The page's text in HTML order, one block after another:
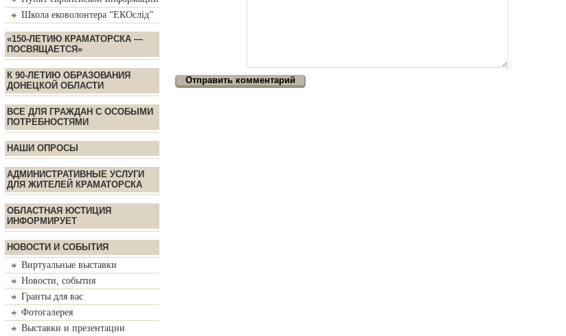
Школа ековолонтера “ЕКОслід”
«150-ЛЕТИЮ КРАМАТОРСКА —
ПОСВЯЩАЕТСЯ»
К 90-ЛЕТИЮ ОБРАЗОВАНИЯ
ДОНЕЦКОЙ ОБЛАСТИ
ВСЕ ДЛЯ ГРАЖДАН С ОСОБЫМИ
ПОТРЕБНОСТЯМИ
НАШИ ОПРОСЫ
АДМИНИСТРАТИВНЫЕ УСЛУГИ
ДЛЯ ЖИТЕЛЕЙ КРАМАТОРСКА
ОБЛАСТНАЯ ЮСТИЦИЯ
ИНФОРМИРУЕТ
НОВОСТИ И СОБЫТИЯ
Виртуальные выставки
Новости, события
Гранты для вас
Фотогалерея
Выставки и презентации